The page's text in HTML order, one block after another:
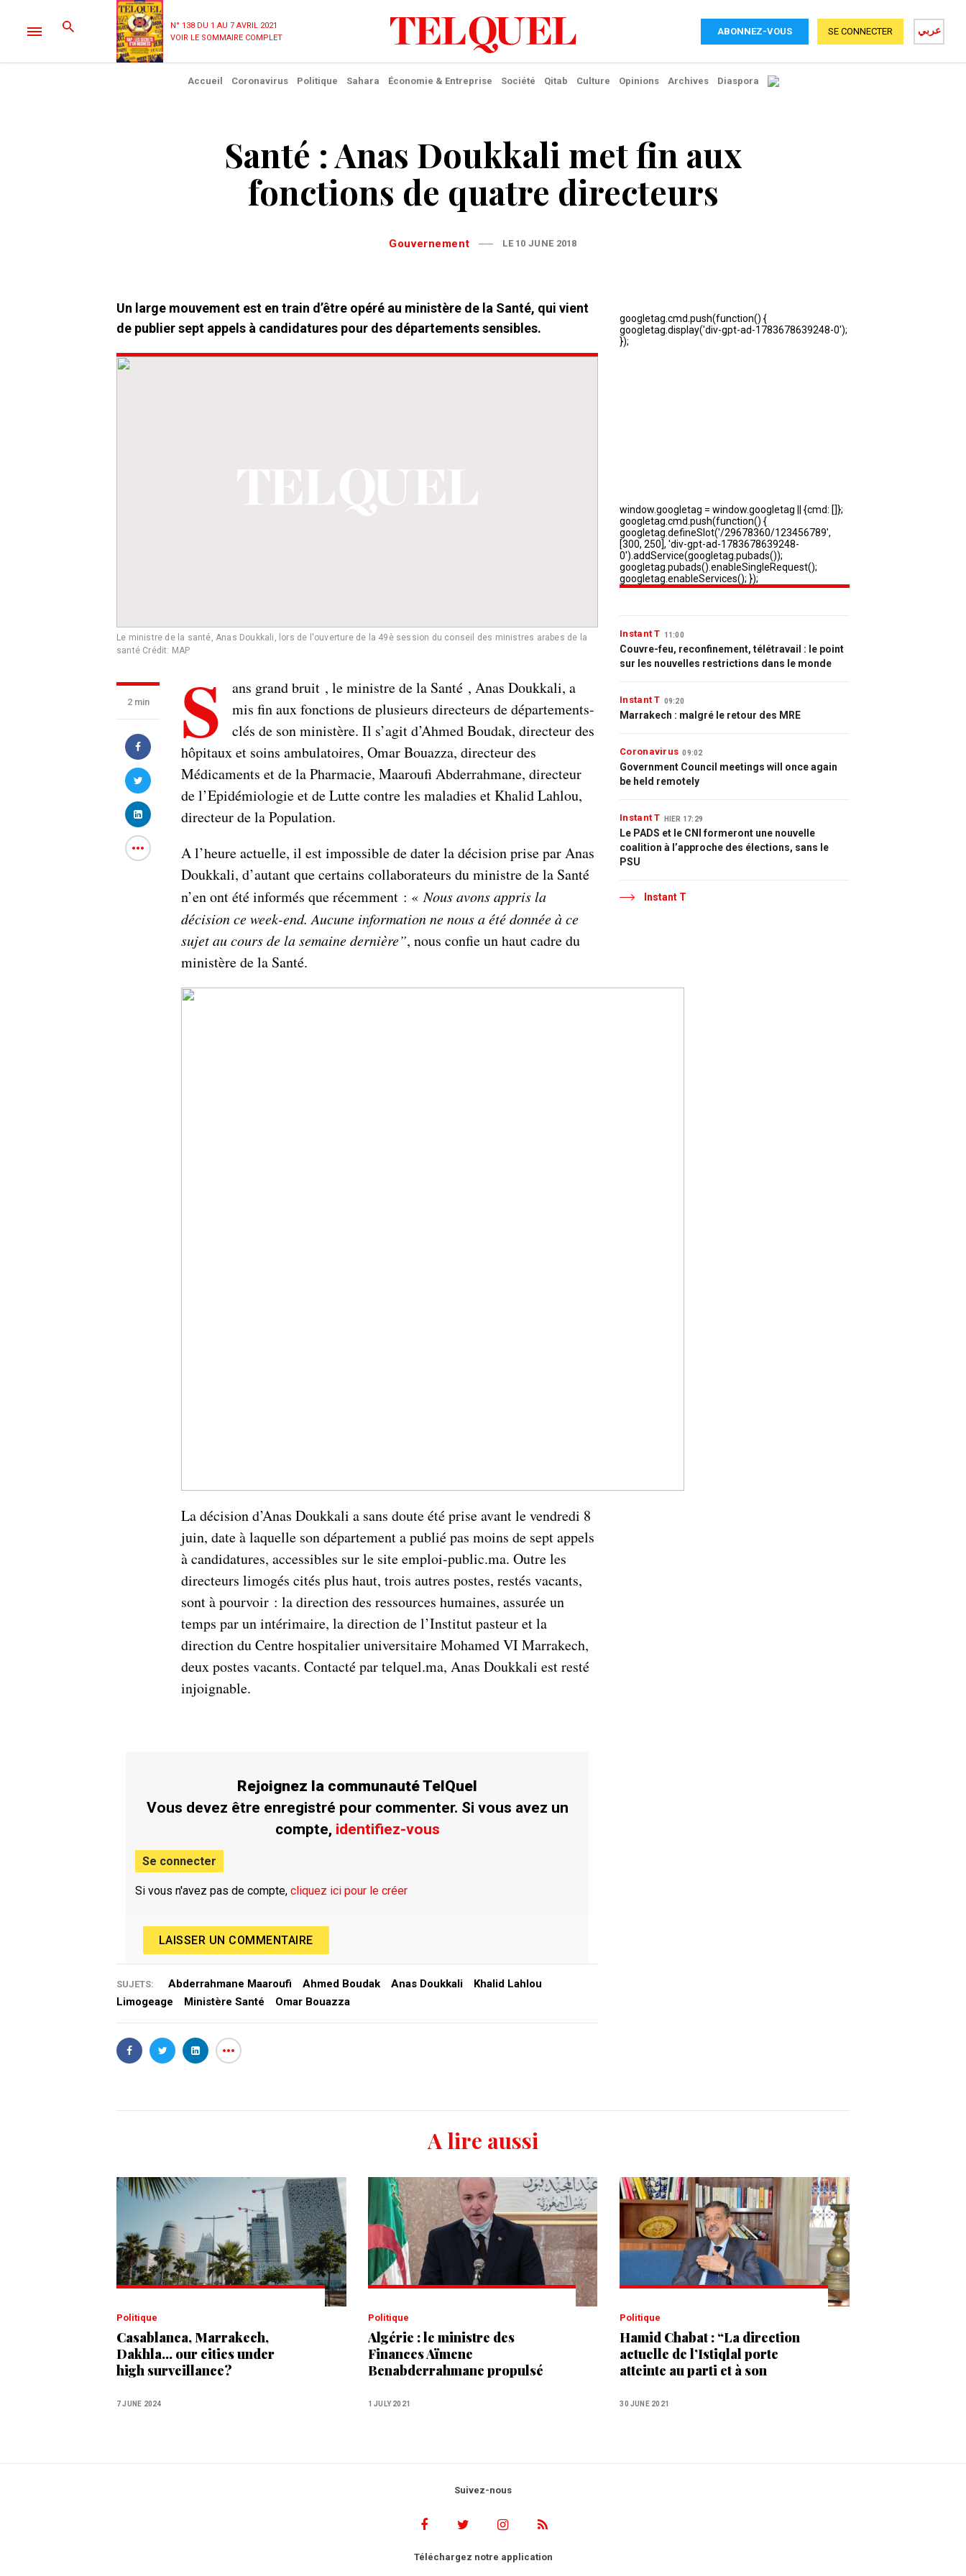
N° 138 DU 1 AU 7 AVRIL 2021
VOIR LE SOMMAIRE COMPLET
ABONNEZ-VOUS عربي SE CONNECTER
Accueil Coronavirus Politique Sahara Économie & Entreprise Société Qitab Culture Opinions Archives Diaspora
Santé : Anas Doukkali met fin aux
fonctions de quatre directeurs
Gouvernement LE 10 JUNE 2018
Un large mouvement est en train d’être opéré au ministère de la Santé, qui vient
de publier sept appels à candidatures pour des départements sensibles.
Le ministre de la santé, Anas Doukkali, lors de l'ouverture de la 49è session du conseil des ministres arabes de la
santé Crédit: MAP
2 min S
ans grand bruit , le ministre de la Santé , Anas Doukkali, a
mis fin aux fonctions de plusieurs directeurs de départements-
clés de son ministère. Il s’agit d’Ahmed Boudak, directeur des
hôpitaux et soins ambulatoires, Omar Bouazza, directeur des
Médicaments et de la Pharmacie, Maaroufi Abderrahmane, directeur
de l’Epidémiologie et de Lutte contre les maladies et Khalid Lahlou,
directeur de la Population.
A l’heure actuelle, il est impossible de dater la décision prise par Anas
Doukkali, d’autant que certains collaborateurs du ministre de la Santé
n’en ont été informés que récemment : «Nous avons appris la
décision ce week-end. Aucune information ne nous a été donnée à ce
sujet au cours de la semaine dernière”, nous confie un haut cadre du
ministère de la Santé.
La décision d’Anas Doukkali a sans doute été prise avant le vendredi 8
juin, date à laquelle son département a publié pas moins de sept appels
à candidatures, accessibles sur le site emploi-public.ma. Outre les
directeurs limogés cités plus haut, trois autres postes, restés vacants,
sont à pourvoir : la direction des ressources humaines, assurée un
temps par un intérimaire, la direction de l’Institut pasteur et la
direction du Centre hospitalier universitaire Mohamed VI Marrakech,
deux postes vacants. Contacté par telquel.ma, Anas Doukkali est resté
injoignable.
Rejoignez la communauté TelQuel
Vous devez être enregistré pour commenter. Si vous avez un
compte, identifiez-vous
Se connecter
Si vous n'avez pas de compte,cliquez ici pour le créer
LAISSER UN COMMENTAIRE
SUJETS: Abderrahmane Maaroufi Ahmed Boudak Anas Doukkali
Khalid Lahlou
Limogeage
Ministère Santé Omar Bouazza
Instant T 11:00
Couvre-feu, reconfinement, télétravail : le point
sur les nouvelles restrictions dans le monde
Instant T 09:20
Marrakech : malgré le retour des MRE
Coronavirus 09:02
Government Council meetings will once again
be held remotely
Instant T HIER 17:29
Le PADS et le CNI formeront une nouvelle
coalition à l’approche des élections, sans le
PSU
Instant T
A lire aussi
Politique
Casablanca, Marrakech,
Dakhla... our cities under
high surveillance?
7 JUNE 2024
Politique
Algérie : le ministre des
Finances Aïmene
Benabderrahmane propulsé
1 JULY 2021
Politique
Hamid Chabat : “La direction
actuelle de l’Istiqlal porte
atteinte au parti et à son
30 JUNE 2021
Suivez-nous
Téléchargez notre application